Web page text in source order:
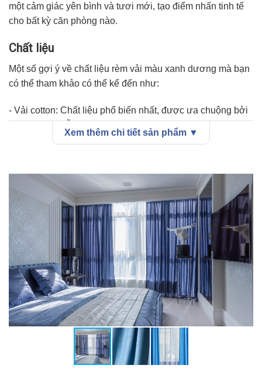
một cảm giác yên bình và tươi mới, tạo điểm nhấn tinh tế
cho bất kỳ căn phòng nào.
Chất liệu
Một số gợi ý về chất liệu rèm vải màu xanh dương mà bạn
có thể tham khảo có thể kể đến như:
- Vải cotton: Chất liệu phổ biến nhất, được ưa chuộng bởi
- Vải nhung: Sang trọng và quý phái nhất, chất liệu dày
dặn, khả năng cản sáng tốt.
- Vải polyester: Chất liệu tổng hợp, có khả năng chống
nhăn, chống phai màu và dễ giặt ủi.
- Vải gấm: Sang trọng, quý phái, phù hợp cho những
không gian rộng rãi.
- Vải bố: Dày dặn, mộc mạc, phù hợp cho những không
gian theo phong cách vintage.
Xem thêm chi tiết sản phẩm ▼